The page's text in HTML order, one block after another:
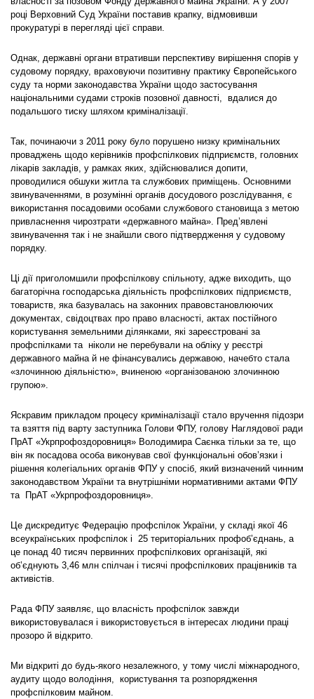
році Верховний Суд України поставив крапку, відмовивши
прокуратурі в перегляді цієї справи.
Однак, державні органи втративши перспективу вирішення спорів у
судовому порядку, враховуючи позитивну практику Європейського
суду та норми законодавства України щодо застосування
національними судами строків позовної давності, вдалися до
подальшого тиску шляхом криміналізації.
Так, починаючи з 2011 року було порушено низку кримінальних
проваджень щодо керівників профспілкових підприємств, головних
лікарів закладів, у рамках яких, здійснювалися допити,
проводилися обшуки житла та службових приміщень. Основними
звинуваченнями, в розумінні органів досудового розслідування, є
використання посадовими особами службового становища з метою
привласнення чирозтрати «державного майна». Пред’явлені
звинувачення так і не знайшли свого підтвердження у судовому
порядку.
Ці дії приголомшили профспілкову спільноту, адже виходить, що
багаторічна господарська діяльність профспілкових підприємств,
товариств, яка базувалась на законних правовстановлюючих
документах, свідоцтвах про право власності, актах постійного
користування земельними ділянками, які зареєстровані за
профспілками та ніколи не перебували на обліку у реєстрі
державного майна й не фінансувались державою, начебто стала
«злочинною діяльністю», вчиненою «організованою злочинною
групою».
Яскравим прикладом процесу криміналізації стало вручення підозри
та взяття під варту заступника Голови ФПУ, голову Наглядової ради
ПрАТ «Укрпрофоздоровниця» Володимира Саєнка тільки за те, що
він як посадова особа виконував свої функціональні обов’язки і
рішення колегіальних органів ФПУ у спосіб, який визначений чинним
законодавством України та внутрішніми нормативними актами ФПУ
та ПрАТ «Укрпрофоздоровниця».
Це дискредитує Федерацію профспілок України, у складі якої 46
всеукраїнських профспілок і 25 територіальних профоб’єднань, а
це понад 40 тисяч первинних профспілкових організацій, які
об’єднують 3,46 млн спілчан і тисячі профспілкових працівників та
активістів.
Рада ФПУ заявляє, що власність профспілок завжди
використовувалася і використовується в інтересах людини праці
прозоро й відкрито.
Ми відкриті до будь-якого незалежного, у тому числі міжнародного,
аудиту щодо володіння, користування та розпорядження
профспілковим майном.